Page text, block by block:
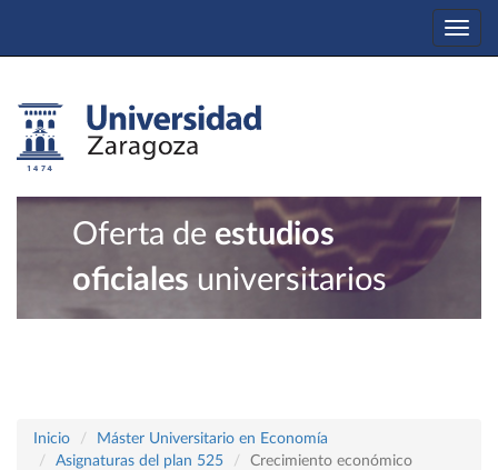
Oferta de estudios
oficiales universitarios
Inicio
Máster Universitario en Economía
Asignaturas del plan 525
Crecimiento económico